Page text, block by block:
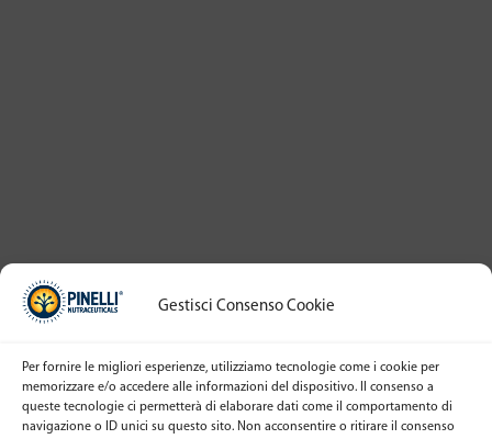
Gestisci Consenso Cookie
Per fornire le migliori esperienze, utilizziamo tecnologie come i cookie per
memorizzare e/o accedere alle informazioni del dispositivo. Il consenso a
queste tecnologie ci permetterà di elaborare dati come il comportamento di
navigazione o ID unici su questo sito. Non acconsentire o ritirare il consenso